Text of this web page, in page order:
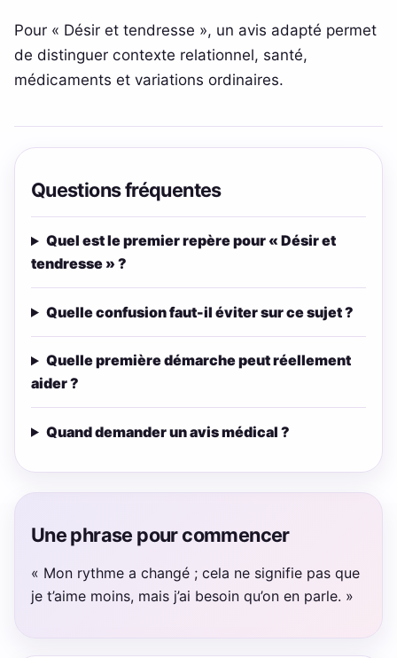
Pour « Désir et tendresse », un avis adapté permet
de distinguer contexte relationnel, santé,
médicaments et variations ordinaires.
Questions fréquentes
Quel est le premier repère pour « Désir et
tendresse » ?
Quelle confusion faut-il éviter sur ce sujet ?
Quelle première démarche peut réellement
aider ?
Quand demander un avis médical ?
Une phrase pour commencer
« Mon rythme a changé ; cela ne signifie pas que
je t’aime moins, mais j’ai besoin qu’on en parle. »